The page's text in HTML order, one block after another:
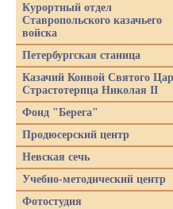
Курортный отдел
Ставропольского казачьего
войска
Петербургская станица
Казачий Конвой Святого
Страстотерпца Николая II
Фонд "Берега"
Продюсерский центр
Невская сечь
Учебно-методический центр
Фотостудия